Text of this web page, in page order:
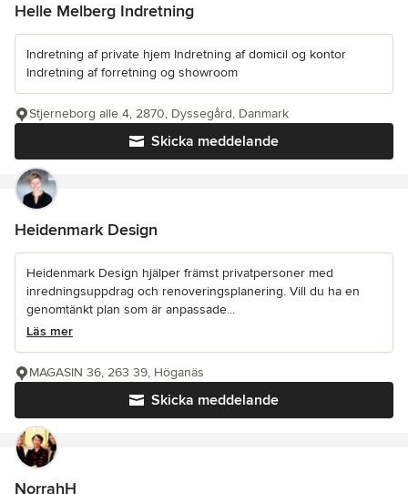
Helle Melberg Indretning
Indretning af private hjem Indretning af domicil og kontor
Indretning af forretning og showroom
Skicka meddelande
Stjerneborg alle 4, 2870, Dyssegård, Danmark
Heidenmark Design
Heidenmark Design hjälper främst privatpersoner med
inredningsuppdrag och renoveringsplanering. Vill du ha en
genomtänkt plan som är anpassade...
Läs mer
Skicka meddelande
MAGASIN 36, 263 39, Höganäs
NorrahH